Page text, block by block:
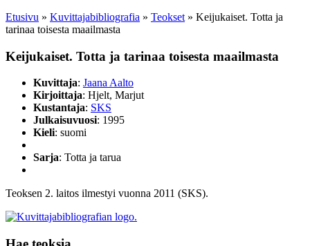
Etusivu » Kuvittaja­bibliografia » Teokset » Keijukaiset. Totta ja
tarinaa toisesta maailmasta
Keijukaiset. Totta ja tarinaa toisesta maailmasta
Kuvittaja: Jaana Aalto
Kirjoittaja: Hjelt, Marjut
Kustantaja: SKS
Julkaisuvuosi: 1995
Kieli: suomi
Sarja: Totta ja tarua
Teoksen 2. laitos ilmestyi vuonna 2011 (SKS).